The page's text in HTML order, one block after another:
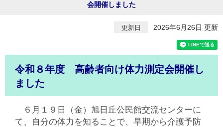
会開催しました
更新日 2026年6月26日 更新
令和８年度 高齢者向け体力測定会開催し
ました
６月１９日（金）旭日丘公民館交流センターに
て、自分の体力を知ることで、早期から介護予防